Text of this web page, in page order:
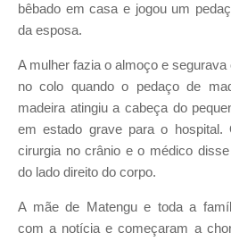
bêbado em casa e jogou um
da esposa.
A mulher fazia o almoço e
no colo quando o pedaço de
madeira atingiu a cabeça do
em estado grave para o hospital.
cirurgia no crânio e o médico
do lado direito do corpo.
A mãe de Matengu e toda a
com a notícia e começaram a